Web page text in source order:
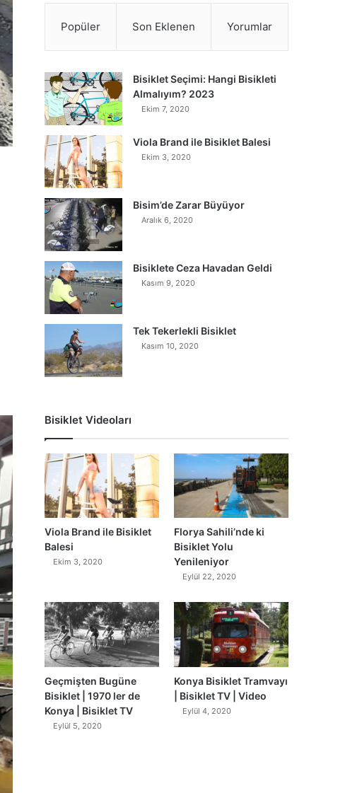
Popüler Son Eklenen Yorumlar
Bisiklet Seçimi: Hangi Bisikleti
Almalıyım? 2023
Ekim 7, 2020
Viola Brand ile Bisiklet Balesi
Ekim 3, 2020
Bisim’de Zarar Büyüyor
Aralık 6, 2020
Bisiklete Ceza Havadan Geldi
Kasım 9, 2020
Tek Tekerlekli Bisiklet
Kasım 10, 2020
Bisiklet Videoları
Viola Brand ile Bisiklet
Balesi
Ekim 3, 2020
Florya Sahili’nde ki
Bisiklet Yolu
Yenileniyor
Eylül 22, 2020
Geçmişten Bugüne
Bisiklet | 1970 ler de
Konya | Bisiklet TV
Eylül 5, 2020
Konya Bisiklet Tramvayı
| Bisiklet TV | Video
Eylül 4, 2020